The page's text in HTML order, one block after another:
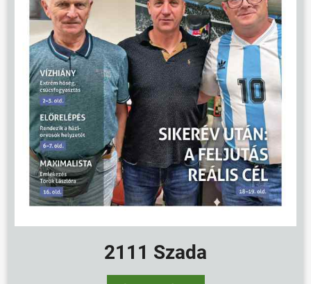
ÖNKORMÁNYZAT
ÜGYINTÉZÉS
KÖZÖSSÉG
2111 Szada